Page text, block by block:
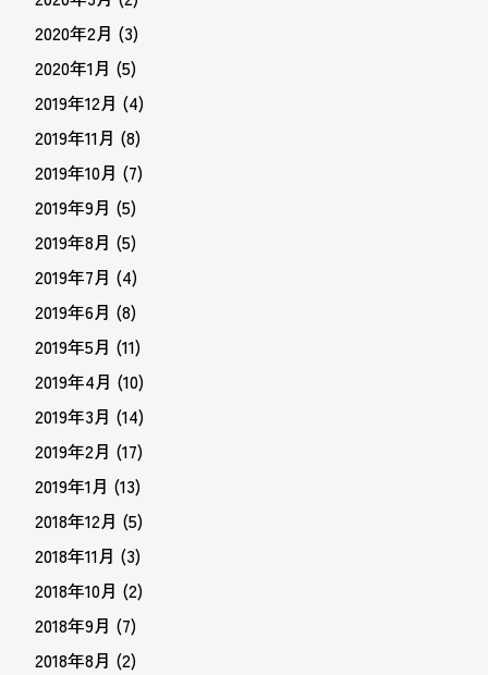
2020年2月 (3)
2020年1月 (5)
2019年12月 (4)
2019年11月 (8)
2019年10月 (7)
2019年9月 (5)
2019年8月 (5)
2019年7月 (4)
2019年6月 (8)
2019年5月 (11)
2019年4月 (10)
2019年3月 (14)
2019年2月 (17)
2019年1月 (13)
2018年12月 (5)
2018年11月 (3)
2018年10月 (2)
2018年9月 (7)
2018年8月 (2)